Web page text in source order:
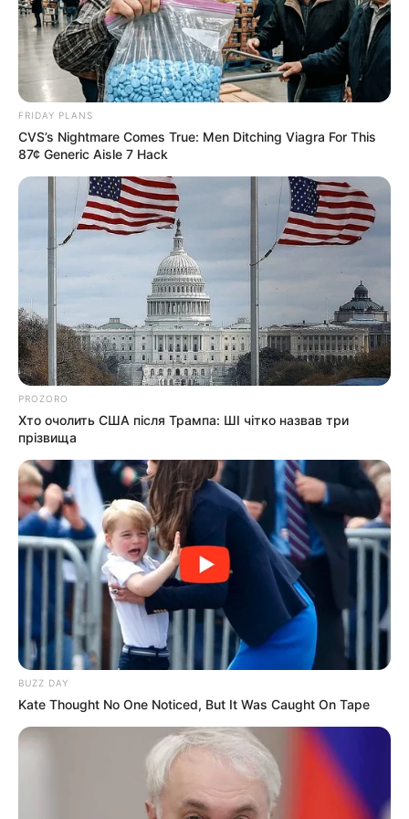
ГАРЯЧI
Український журналіст у Чехії
закликав мукачівців здавати кров
06.04.2021
Про це мукачівець Олекса Лівінський, який
тривалий час працює журналістом у Чеській
“Фейсбук”. Журналіст закликав здавати кров після
того, як до лікарні з…
FRIDAY PLANS
CVS’s Nightmare Comes True: Men Ditching Viagra For This
87¢ Generic Aisle 7 Hack
PROZORO
Хто очолить США після Трампа: ШІ чітко назвав три
прізвища
BUZZ DAY
Kate Thought No One Noticed, But It Was Caught On Tape